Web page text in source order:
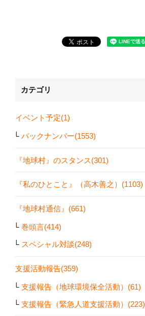
カテゴリ
イベント予定(1)
バックナンバー(1553)
『地球村』のスタンス(301)
『私のひとこと』（高木善之）(1103)
『地球村通信』(661)
巻頭言(414)
スペシャル対談(248)
支援活動報告(359)
支援報告（地球環境保全活動）(61)
支援報告（緊急人道支援活動）(223)